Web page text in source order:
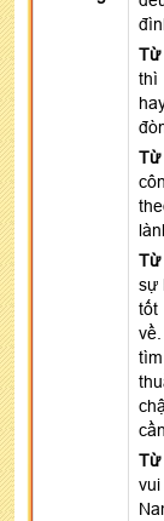
Từ
thì
Từ
Từ
sự
tốt
Từ